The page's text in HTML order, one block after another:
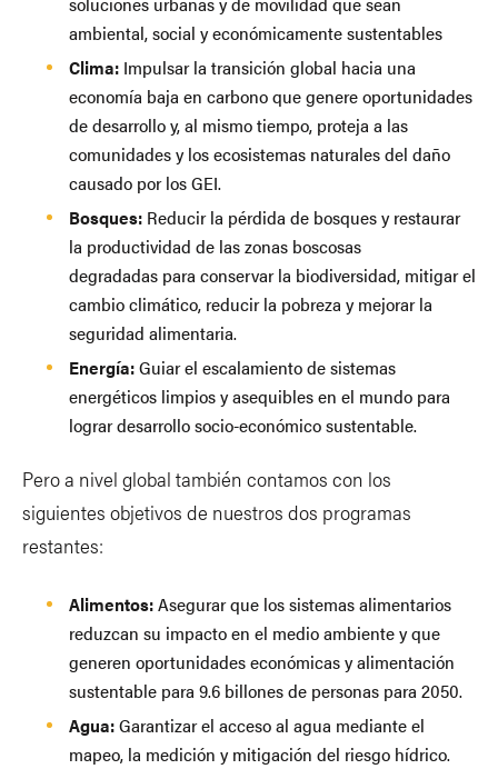
ambiental, social y económicamente sustentables
Clima: Impulsar la transición global hacia una
economía baja en carbono que genere oportunidades
de desarrollo y, al mismo tiempo, proteja a las
comunidades y los ecosistemas naturales del daño
causado por los GEI.
Bosques: Reducir la pérdida de bosques y restaurar
la productividad de las zonas boscosas
degradadas para conservar la biodiversidad, mitigar el
cambio climático, reducir la pobreza y mejorar la
seguridad alimentaria.
Energía:Guiar el escalamiento de sistemas
energéticos limpios y asequibles en el mundo para
lograr desarrollo socio-económico sustentable.
Pero a nivel global también contamos con los
siguientes objetivos de nuestros dos programas
restantes:
Alimentos:Asegurar que los sistemas alimentarios
reduzcan su impacto en el medio ambiente y que
generen oportunidades económicas y alimentación
sustentable para 9.6 billones de personas para 2050.
Agua:Garantizar el acceso al agua mediante el
mapeo, la medición y mitigación del riesgo hídrico.